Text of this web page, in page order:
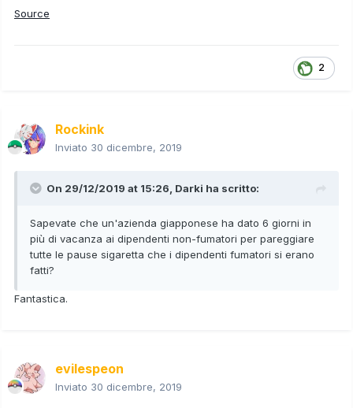
Source
2
Rockink
Inviato 30 dicembre, 2019
On 29/12/2019 at 15:26, Darki ha scritto:
Sapevate che un'azienda giapponese ha dato 6 giorni in
più di vacanza ai dipendenti non-fumatori per pareggiare
tutte le pause sigaretta che i dipendenti fumatori si erano
fatti?
Fantastica.
evilespeon
Inviato 30 dicembre, 2019